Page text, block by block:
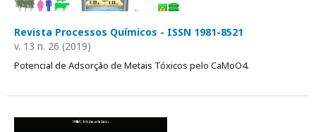
Revista Processos Químicos - ISSN 1981-8521
v. 13 n. 26 (2019)
Potencial de Adsorção de Metais Tóxicos pelo CaMoO4.